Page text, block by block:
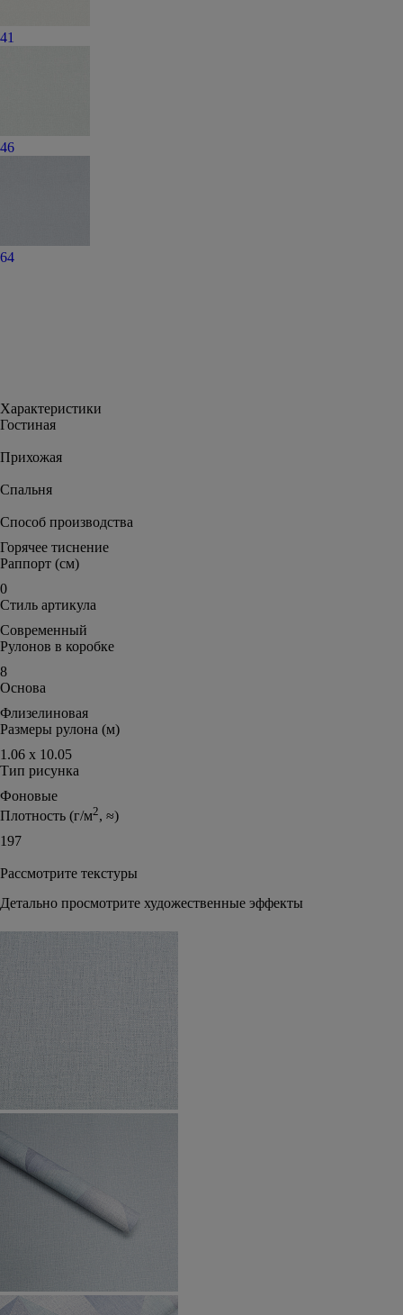
41
46
64
Характеристики
Гостиная
Прихожая
Спальня
Способ производства
Горячее тиснение
Раппорт (см)
0
Стиль артикула
Современный
Рулонов в коробке
8
Основа
Флизелиновая
Размеры рулона (м)
1.06 х 10.05
Тип рисунка
Фоновые
Плотность (г/м2, ≈)
197
Рассмотрите текстуры
Детально просмотрите художественные эффекты